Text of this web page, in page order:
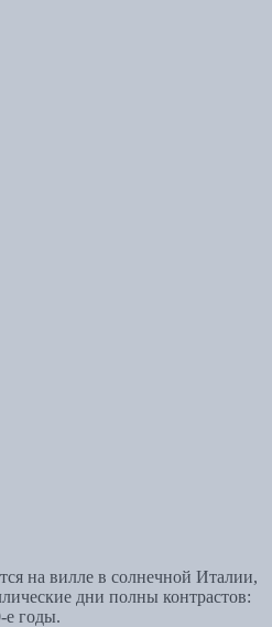
на вилле в солнечной Италии,
дни полны контрастов:
е годы.